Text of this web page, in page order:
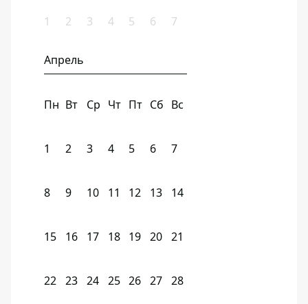
1 2 3 4 5 6 7
Апрель
Пн Вт Ср Чт Пт Сб Вс
1 2 3 4 5 6 7
8 9 10 11 12 13 14
15 16 17 18 19 20 21
22 23 24 25 26 27 28